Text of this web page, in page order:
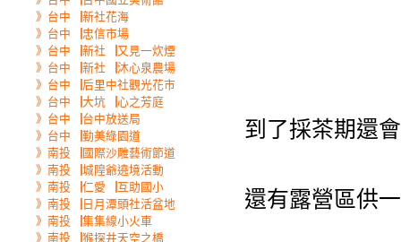
》台中▕新社花海
》台中▕忠信市場
》台中▕新社▕又見一炊煙
》台中▕新社▕沐心泉農場
》台中▕后里中社觀光花市
》台中▕大坑▕心之芳庭
》台中▕台中放送局
》台中▕勤美綠園道
》南投▕國際沙雕藝術節道
》南投▕城隍爺遶境活動
》南投▕仁愛▕互助國小
》南投▕日月潭頭社活盆地
》南投▕集集線小火車
》南投▕猴探井天空之橋
到了採茶期還
還有露營區供